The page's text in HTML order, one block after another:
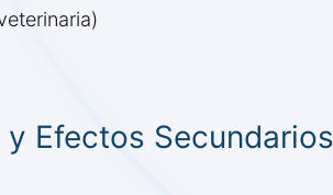
Efectos Secundarios